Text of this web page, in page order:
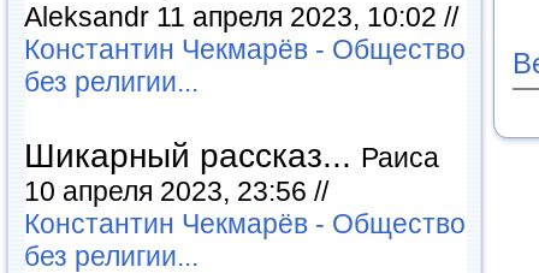
Aleksandr 11 апреля 2023, 10:02 //
Константин Чекмарёв - Общество
без религии...
Шикарный рассказ... Раиса
10 апреля 2023, 23:56 //
Константин Чекмарёв - Общество
без религии...